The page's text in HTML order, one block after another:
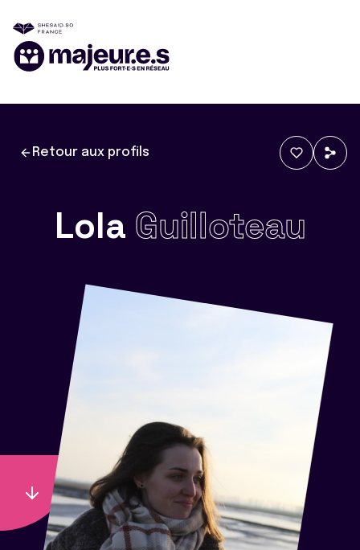
Retour aux profils
Lola Guilloteau